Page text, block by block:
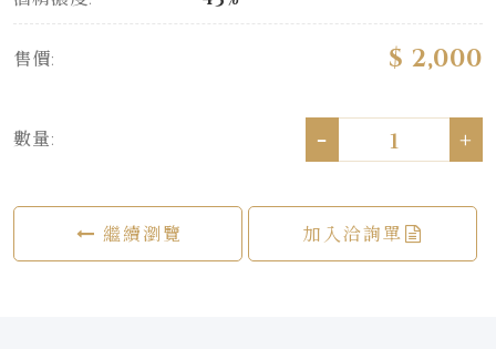
售價: $ 2,000
數量: - +
繼續瀏覽 加入洽詢單